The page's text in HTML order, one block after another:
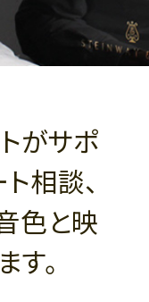
がサポ
相談、
色と映
す。